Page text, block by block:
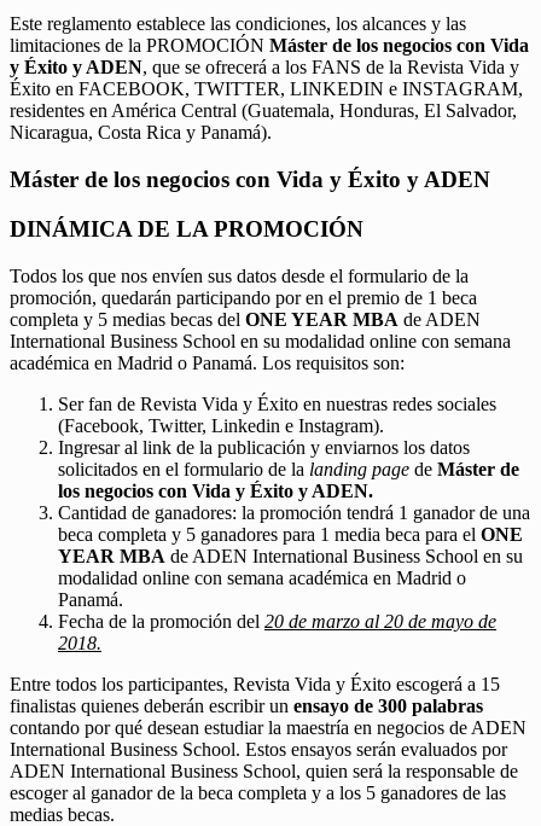
Este reglamento establece las condiciones, los alcances y las
limitaciones de la PROMOCIÓN Máster de los negocios con Vida
y Éxito y ADEN, que se ofrecerá a los FANS de la Revista Vida y
Éxito en FACEBOOK, TWITTER, LINKEDIN e INSTAGRAM,
residentes en América Central (Guatemala, Honduras, El Salvador,
Nicaragua, Costa Rica y Panamá).
Máster de los negocios con Vida y Éxito y ADEN
DINÁMICA DE LA PROMOCIÓN
Todos los que nos envíen sus datos desde el formulario de la
promoción, quedarán participando por en el premio de 1 beca
completa y 5 medias becas del ONE YEAR MBA de ADEN
International Business School en su modalidad online con semana
académica en Madrid o Panamá. Los requisitos son:
Ser fan de Revista Vida y Éxito en nuestras redes sociales
(Facebook, Twitter, Linkedin e Instagram).
Ingresar al link de la publicación y enviarnos los datos
solicitados en el formulario de la landing page de Máster de
los negocios con Vida y Éxito y ADEN.
Cantidad de ganadores: la promoción tendrá 1 ganador de una
beca completa y 5 ganadores para 1 media beca para el ONE
YEAR MBA de ADEN International Business School en su
modalidad online con semana académica en Madrid o
Panamá.
Fecha de la promoción del 20 de marzo al 20 de mayo de
2018.
Entre todos los participantes, Revista Vida y Éxito escogerá a 15
finalistas quienes deberán escribir un ensayo de 300 palabras
contando por qué desean estudiar la maestría en negocios de ADEN
International Business School. Estos ensayos serán evaluados por
ADEN International Business School, quien será la responsable de
escoger al ganador de la beca completa y a los 5 ganadores de las
medias becas.